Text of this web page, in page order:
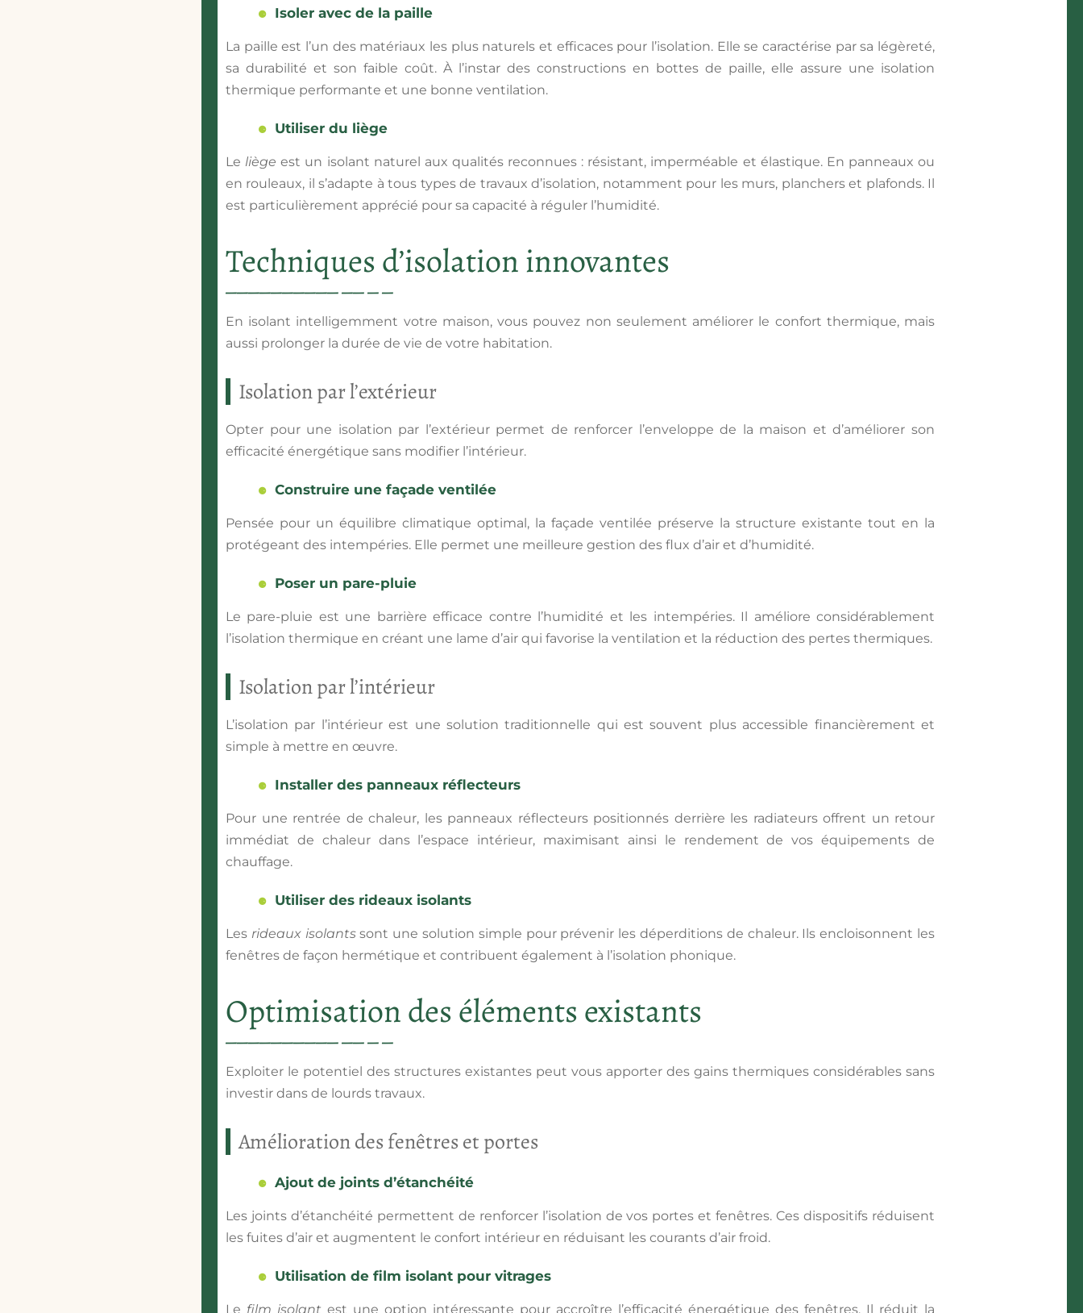
Isoler avec de la paille
La paille est l’un des matériaux les plus naturels et efficaces pour l’isolation. Elle se caractérise par sa légèreté,
sa durabilité et son faible coût. À l’instar des constructions en bottes de paille, elle assure une isolation
thermique performante et une bonne ventilation.
Utiliser du liège
Le liège est un isolant naturel aux qualités reconnues : résistant, imperméable et élastique. En panneaux ou
en rouleaux, il s’adapte à tous types de travaux d’isolation, notamment pour les murs, planchers et plafonds. Il
est particulièrement apprécié pour sa capacité à réguler l’humidité.
Techniques d’isolation innovantes
En isolant intelligemment votre maison, vous pouvez non seulement améliorer le confort thermique, mais
aussi prolonger la durée de vie de votre habitation.
Isolation par l’extérieur
Opter pour une isolation par l’extérieur permet de renforcer l’enveloppe de la maison et d’améliorer son
efficacité énergétique sans modifier l’intérieur.
Construire une façade ventilée
Pensée pour un équilibre climatique optimal, la façade ventilée préserve la structure existante tout en la
protégeant des intempéries. Elle permet une meilleure gestion des flux d’air et d’humidité.
Poser un pare-pluie
Le pare-pluie est une barrière efficace contre l’humidité et les intempéries. Il améliore considérablement
l’isolation thermique en créant une lame d’air qui favorise la ventilation et la réduction des pertes thermiques.
Isolation par l’intérieur
L’isolation par l’intérieur est une solution traditionnelle qui est souvent plus accessible financièrement et
simple à mettre en œuvre.
Installer des panneaux réflecteurs
Pour une rentrée de chaleur, les panneaux réflecteurspositionnés derrière les radiateurs offrent un retour
immédiat de chaleur dans l’espace intérieur, maximisant ainsi le rendement de vos équipements de
chauffage.
Utiliser des rideaux isolants
Les rideaux isolantssont une solution simple pour prévenir les déperditions de chaleur. Ils encloisonnent les
fenêtres de façon hermétique et contribuent également à l’isolation phonique.
Optimisation des éléments existants
Exploiter le potentiel des structures existantes peut vous apporter des gains thermiques considérables sans
investir dans de lourds travaux.
Amélioration des fenêtres et portes
Ajout de joints d’étanchéité
Les joints d’étanchéité permettent de renforcer l’isolation de vos portes et fenêtres. Ces dispositifs réduisent
les fuites d’air et augmentent le confort intérieur en réduisant les courants d’air froid.
Utilisation de film isolant pour vitrages
Le film isolant est une option intéressante pour accroître l’efficacité énergétique des fenêtres. Il réduit la